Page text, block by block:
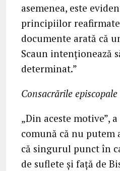
asemenea, este
principiilor
documente arată că
Scaun intenționează
determinat.”
Consacrările
„Din aceste motive”,
comună că nu putem
că singurul punct în
de suflete și față de